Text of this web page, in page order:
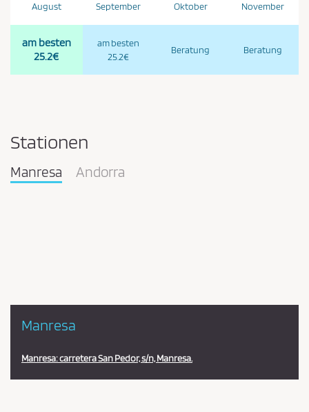
August
am besten
25.2€
September
am besten
25.2€
Oktober
Beratung
November
Beratung
Stationen
Manresa Andorra
Manresa
Manresa: carretera San Pedor, s/n, Manresa.